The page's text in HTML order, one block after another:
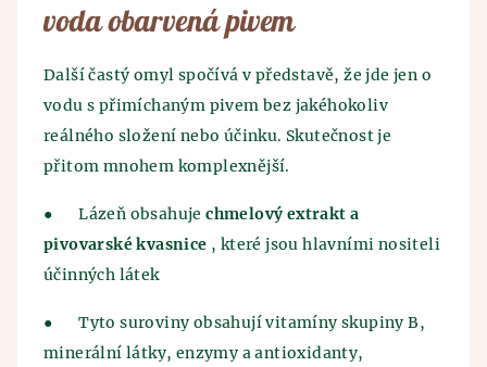
voda obarvená pivem
Další častý omyl spočívá v představě, že jde jen o
vodu s přimíchaným pivem bez jakéhokoliv
reálného složení nebo účinku. Skutečnost je
přitom mnohem komplexnější.
● Lázeň obsahujechmelový extrakt a
pivovarské kvasnice , které jsou hlavními nositeli
účinných látek
●
Tyto suroviny obsahují vitamíny skupiny B,
minerální látky, enzymy a antioxidanty,